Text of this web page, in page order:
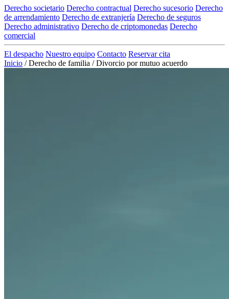
Derecho societario Derecho contractual Derecho sucesorio Derecho
de arrendamiento Derecho de extranjería Derecho de seguros
Derecho administrativo Derecho de criptomonedas Derecho
comercial
El despacho Nuestro equipo Contacto Reservar cita
Inicio / Derecho de familia / Divorcio por mutuo acuerdo